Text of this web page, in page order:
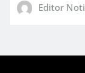
Editor